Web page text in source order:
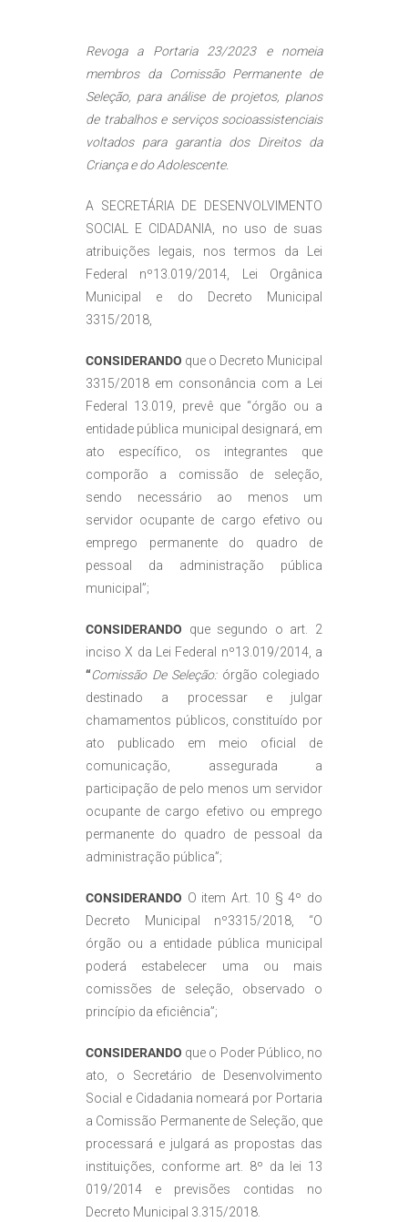
Revoga a Portaria 23/2023 e nomeia
membros da Comissão Permanente de
Seleção, para análise de projetos, planos
de trabalhos e serviços socioassistenciais
voltados para garantia dos Direitos da
Criança e do Adolescente.
A SECRETÁRIA DE DESENVOLVIMENTO
SOCIAL E CIDADANIA, no uso de suas
atribuições legais, nos termos da Lei
Federal nº13.019/2014, Lei Orgânica
Municipal e do Decreto Municipal
3315/2018,
CONSIDERANDO que o Decreto Municipal
3315/2018 em consonância com a Lei
Federal 13.019, prevê que “órgão ou a
entidade pública municipal designará, em
ato específico, os integrantes que
comporão a comissão de seleção,
sendo necessário ao menos um
servidor ocupante de cargo efetivo ou
emprego permanente do quadro de
pessoal da administração pública
municipal”;
CONSIDERANDO que segundo o art. 2
inciso X da Lei Federal nº13.019/2014, a
“Comissão De Seleção:órgão colegiado
destinado a processar e julgar
chamamentos públicos, constituído por
ato publicado em meio oficial de
comunicação, assegurada a
participação de pelo menos um servidor
ocupante de cargo efetivo ou emprego
permanente do quadro de pessoal da
administração pública”;
CONSIDERANDO O item Art. 10 § 4º do
Decreto Municipal nº3315/2018, “O
órgão ou a entidade pública municipal
poderá estabelecer uma ou mais
comissões de seleção, observado o
princípio da eficiência”;
CONSIDERANDO que o Poder Público, no
ato, o Secretário de Desenvolvimento
Social e Cidadania nomeará por Portaria
a Comissão Permanente de Seleção, que
processará e julgará as propostas das
instituições, conforme art. 8º da lei 13
019/2014 e previsões contidas no
Decreto Municipal 3.315/2018.